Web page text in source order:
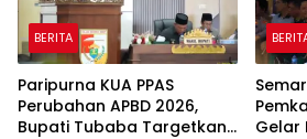
BERITA
Paripurna KUA PPAS
Perubahan APBD 2026,
Bupati Tubaba Targetkan
Gelar